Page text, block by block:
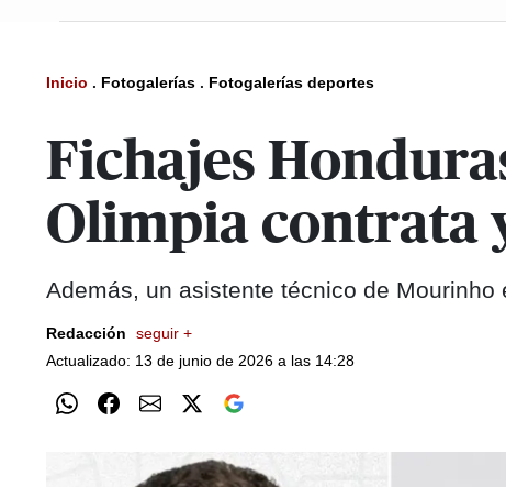
Inicio . Fotogalerías . Fotogalerías deportes
Fichajes
Olimpia contrata
Además, un asistente técnico de
Redacción
seguir +
Actualizado: 13 de junio de 2026 a las 14:28